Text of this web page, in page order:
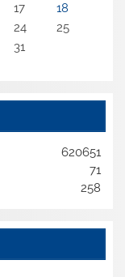
17
18
24
25
31
620651
71
258